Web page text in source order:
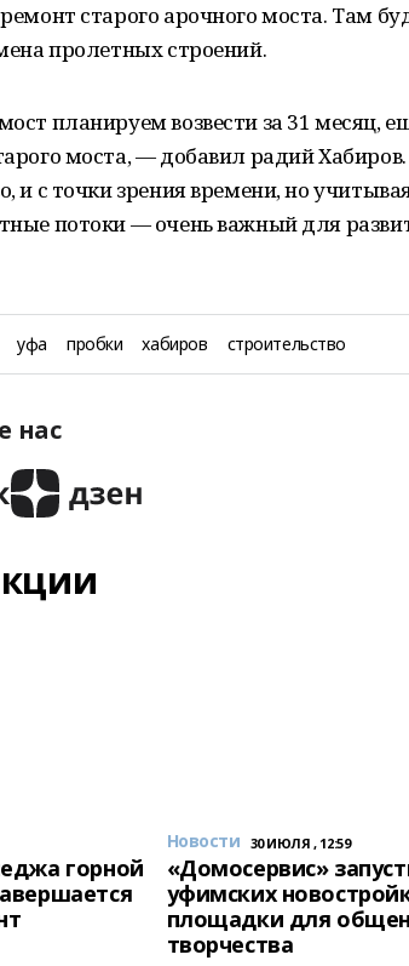
старого арочного моста. Там
пролетных строений.
планируем возвести за 31 месяц,
моста, — добавил радий
и с точки зрения времени, но
потоки — очень важный для
уфа пробки хабиров строительство
нас
горной
Новости 30 ИЮЛЯ , 12:59
«Домосервис»
уфимских
площадки для
творчества